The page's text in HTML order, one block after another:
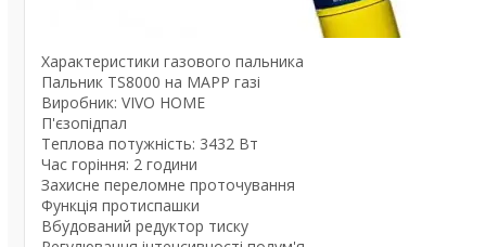
Характеристики газового пальника
Пальник TS8000 на МАРР газі
Виробник: VIVO HOME
П'єзопідпал
Теплова потужність: 3432 Вт
Час горіння: 2 години
Захисне переломне проточування
Функція протиспашки
Вбудований редуктор тиску